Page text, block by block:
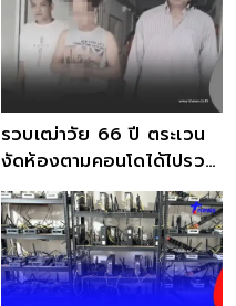
รวบเฒ่าวัย 66 ปี ตระเวน
งัดห้องตามคอนโดได้ไปรวม
มูลค่า 1.2ล้าน